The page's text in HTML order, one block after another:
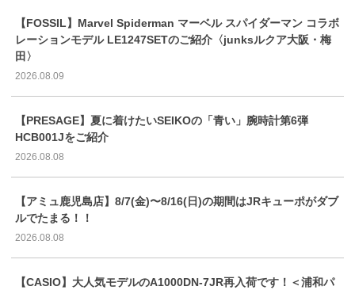
【FOSSIL】Marvel Spiderman マーベル スパイダーマン コラボ
レーションモデル LE1247SETのご紹介〈junksルクア大阪・梅
田〉
2026.08.09
【PRESAGE】夏に着けたいSEIKOの「青い」腕時計第6弾
HCB001Jをご紹介
2026.08.08
【アミュ鹿児島店】8/7(金)〜8/16(日)の期間はJRキューポがダブ
ルでたまる！！
2026.08.08
【CASIO】大人気モデルのA1000DN-7JR再入荷です！＜浦和パ